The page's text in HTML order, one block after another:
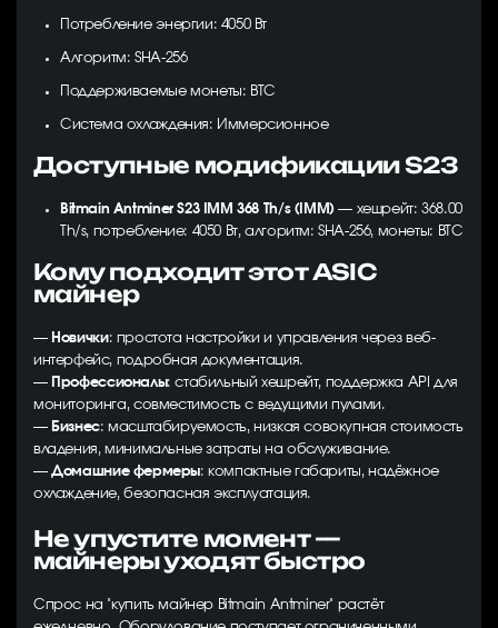
Потребление энергии: 4050 Вт
Алгоритм: SHA-256
Поддерживаемые монеты: BTC
Система охлаждения: Иммерсионное
Доступные модификации S23
Bitmain Antminer S23 IMM 368 Th/s (IMM)— хешрейт: 368.00
Th/s, потребление: 4050 Вт, алгоритм: SHA-256, монеты: BTC
Кому подходит этот ASIC
майнер
— Новички: простота настройки и управления через веб-
интерфейс, подробная документация.
— Профессионалы: стабильный хешрейт, поддержка API для
мониторинга, совместимость с ведущими пулами.
— Бизнес: масштабируемость, низкая совокупная стоимость
владения, минимальные затраты на обслуживание.
—Домашние фермеры: компактные габариты, надёжное
охлаждение, безопасная эксплуатация.
Не упустите момент —
майнеры уходят быстро
Спрос на "купить майнер Bitmain Antminer" растёт